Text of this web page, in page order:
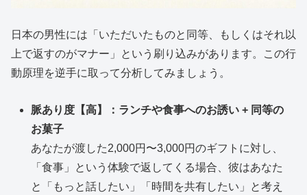
日本の男性には「いただいたものと同等、もしくはそれ以
上で返すのがマナー」という刷り込みがあります。この行
動原理を逆手に取って分析してみましょう。
脈あり度【高】：ランチや食事へのお誘い + 同等の
お菓子
あなたが渡した2,000円〜3,000円のギフトに対し、
「食事」という体験で返してくる場合、彼はあなた
と「もっと話したい」「時間を共有したい」と考え